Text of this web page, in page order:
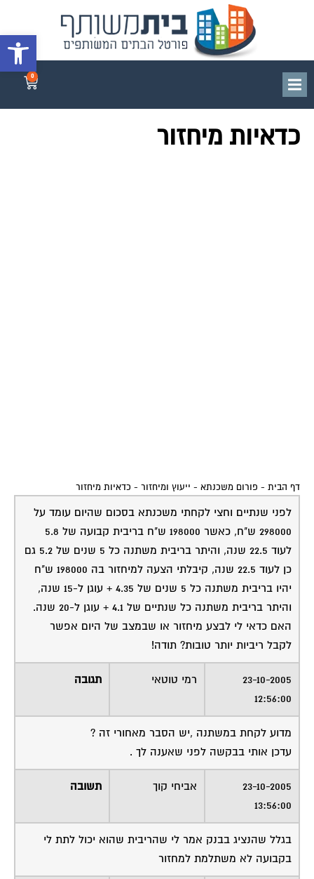
פתח
0
כדאיות מיחזור
דף הבית - פורום משכנתא - ייעוץ ומיחזור - כדאיות מיחזור
לפני שנתיים וחצי לקחתי משכנתא בסכום שהיום עומד על
298000 ש"ח, כאשר 198000 ש"ח בריבית קבועה של 5.8
לעוד 22.5 שנה, והיתר בריבית משתנה כל 5 שנים של 5.2 גם
כן לעוד 22.5 שנה, קיבלתי הצעה למיחזור בה 198000 ש"ח
יהיו בריבית משתנה כל 5 שנים של 4.35 + עוגן ל-15 שנה,
והיתר בריבית משתנה כל שנתיים של 4.1 + עוגן ל-20 שנה.
האם כדאי לי לבצע מיחזור או שבמצב של היום אפשר
לקבל ריביות יותר טובות? תודה!
23-10-2005
12:56:00
רמי טוטאי תגובה
מדוע לקחת במשתנה ,יש הסבר מאחורי זה ?
עדכן אותי בבקשה לפני שאענה לך .
23-10-2005
13:56:00
אביחי קוך תשובה
בגלל שהנציג בבנק אמר לי שהריבית שהוא יכול לתת לי
בקבועה לא משתלמת למחזור